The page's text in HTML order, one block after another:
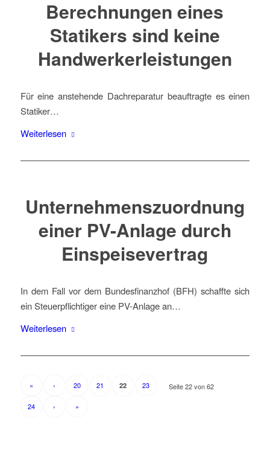
Berechnungen eines
Statikers sind keine
Handwerkerleistungen
Für eine anstehende Dachreparatur beauftragte es einen
Statiker…
Weiterlesen
Unternehmenszuordnung
einer PV-Anlage durch
Einspeisevertrag
In dem Fall vor dem Bundesfinanzhof (BFH) schaffte sich
ein Steuerpflichtiger eine PV-Anlage an…
Weiterlesen
Seite 22 von 62
« ‹ 20 21 22 23
24 › »